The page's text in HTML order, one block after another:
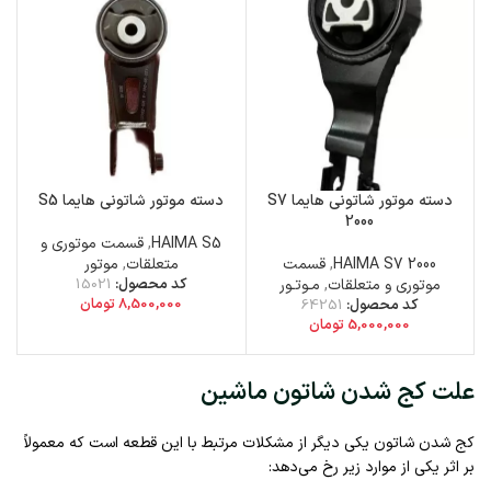
دسته موتور شاتونی هایما S7
2000
HAIMA S7 2000
,قسمت
موتوری و متعلقات, مـوتـور
کد محصول: 64251
5,000,000 تومان
دسته موتور شاتونی هایما S5
HAIMA S5
,قسمت موتوری و
متعلقات, موتور
کد محصول: 15021
8,500,000 تومان
علت کج شدن شاتون ماشین
کج شدن شاتون یکی دیگر از مشکلات مرتبط با این قطعه است که معمولاً
بر اثر یکی از موارد زیر رخ می‌دهد: